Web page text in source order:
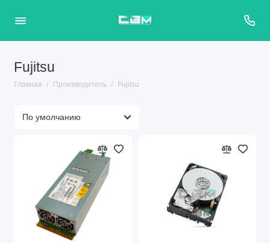
Fujitsu
Главная Производитель Fujitsu